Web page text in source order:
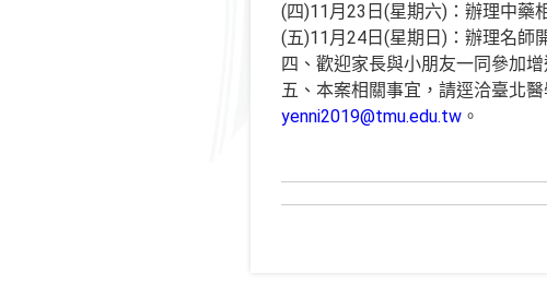
(四)11月23日(星期六)：辦理中藥
(五)11月24日(星期日)：辦理名師
四、歡迎家長與小朋友一同參加
五、本案相關事宜，請逕洽臺北
yenni2019@tmu.edu.tw 。